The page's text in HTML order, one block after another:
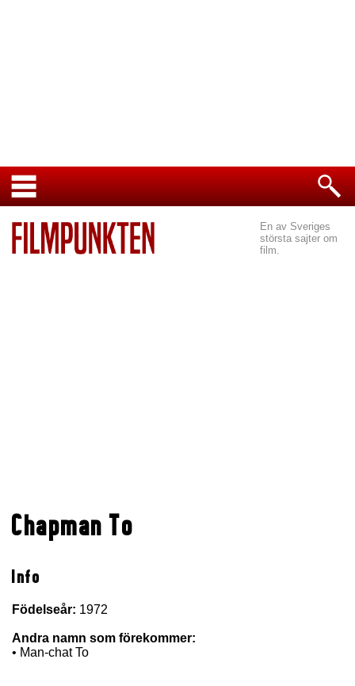
En av Sveriges
största sajter om
film.
Chapman To
Info
Födelseår: 1972
Andra namn som förekommer:
• Man-chat To